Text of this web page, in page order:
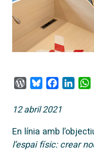
WordPress
Bluesky
12 abril 2021
En línia amb
l’espai físic: crear